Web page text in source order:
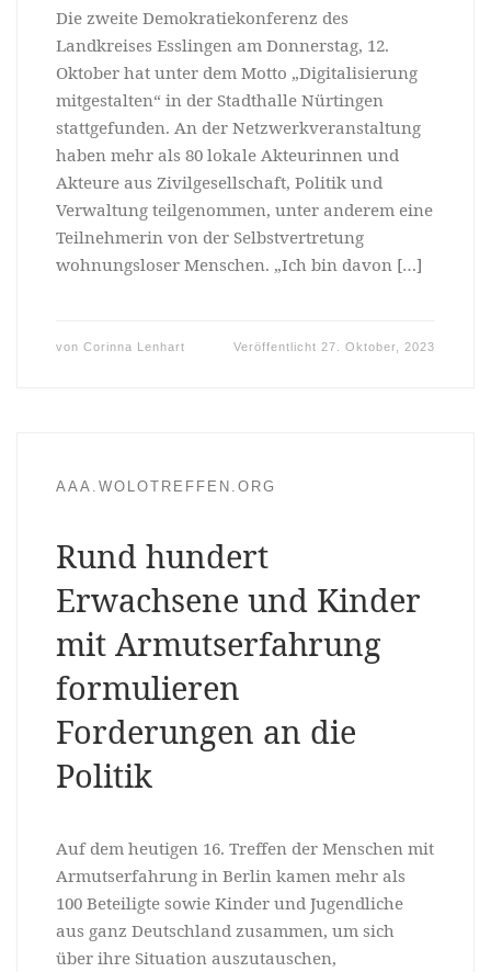
Die zweite Demokratiekonferenz des
Landkreises Esslingen am Donnerstag, 12.
Oktober hat unter dem Motto „Digitalisierung
mitgestalten“ in der Stadthalle Nürtingen
stattgefunden. An der Netzwerkveranstaltung
haben mehr als 80 lokale Akteurinnen und
Akteure aus Zivilgesellschaft, Politik und
Verwaltung teilgenommen, unter anderem eine
Teilnehmerin von der Selbstvertretung
wohnungsloser Menschen. „Ich bin davon […]
von Corinna Lenhart Veröffentlicht 27. Oktober, 2023
AAA.WOLOTREFFEN.ORG
Rund hundert
Erwachsene und Kinder
mit Armutserfahrung
formulieren
Forderungen an die
Politik
Auf dem heutigen 16. Treffen der Menschen mit
Armutserfahrung in Berlin kamen mehr als
100 Beteiligte sowie Kinder und Jugendliche
aus ganz Deutschland zusammen, um sich
über ihre Situation auszutauschen,